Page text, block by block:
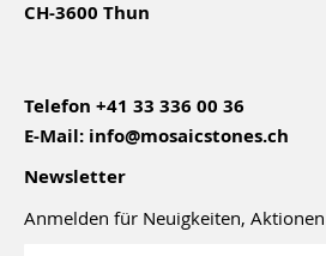
CH-3600 Thun
Telefon +41 33 336 00 36
E-Mail: info@mosaicstones.ch
Newsletter
Anmelden für Neuigkeiten,